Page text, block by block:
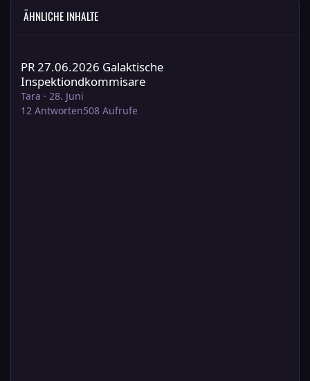
ÄHNLICHE INHALTE
PR 27.06.2026 Galaktische
Inspektiondkommisare
Tara · 28. Juni
12 Antworten508 Aufrufe